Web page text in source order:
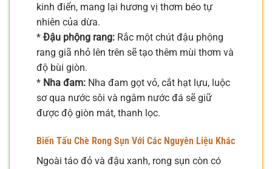
kinh điển, mang lại hương vị thơm béo tự
nhiên của dừa.
* Đậu phộng rang: Rắc một chút đậu phộng
rang giã nhỏ lên trên sẽ tạo thêm mùi thơm và
độ bùi giòn.
* Nha đam: Nha đam gọt vỏ, cắt hạt lựu, luộc
sơ qua nước sôi và ngâm nước đá sẽ giữ
được độ giòn mát, thanh lọc.
Biến Tấu Chè Rong Sụn Với Các Nguyên Liệu Khác
Ngoài táo đỏ và đậu xanh, rong sụn còn có